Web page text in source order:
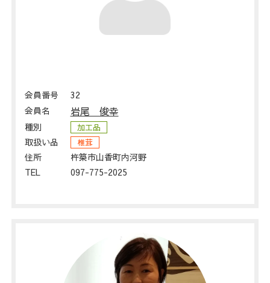
会員番号
32
会員名
岩尾 俊幸
種別 加工品
取扱い品 椎茸
住所
杵築市山香町内河野
TEL
097-775-2025